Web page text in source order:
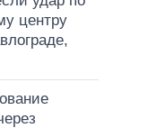
центру